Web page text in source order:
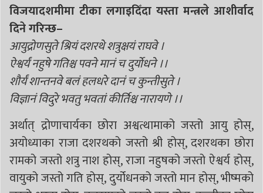
विजयादशमीमा टीका लगाइदिँदा यस्ता मन्त्रले आशीर्वाद
दिने गरिन्छ–
आयुद्रोणसुते श्रियं दशरथे शत्रुक्षयं राघवे ।
ऐश्वर्यं नहुषे गतिश्च पवने मानं च दुर्योधने ।।
शौर्यं शान्तनवे बलं हलधरे दानं च कुन्तीसुते ।
विज्ञानं विदुरे भवतु भवतां कीर्तिश्च नारायणे ।।
अर्थात् द्रोणाचार्यका छोरा अश्वत्थामाको जस्तो आयु होस्,
अयोध्याका राजा दशरथको जस्तो श्री होस्, दशरथका छोरा
रामको जस्तो शत्रु नाश होस्, राजा नहुषको जस्तो ऐश्वर्य होस्,
वायुको जस्तो गति होस्, दुर्योधनको जस्तो मान होस्, भीष्मको